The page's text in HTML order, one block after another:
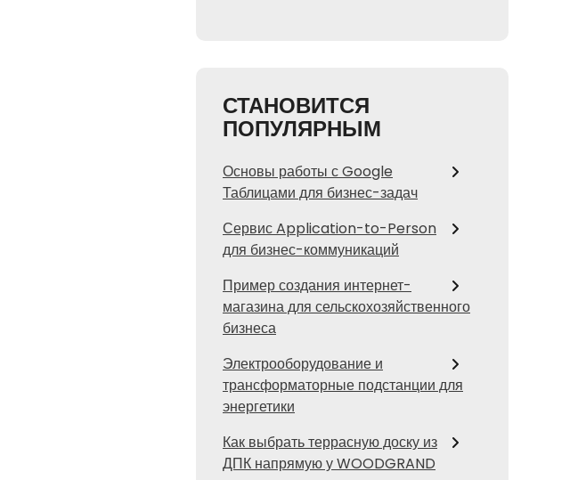
СТАНОВИТСЯ
ПОПУЛЯРНЫМ
Основы работы с Google
Таблицами для бизнес-задач
Сервис Application-to-Person
для бизнес-коммуникаций
Пример создания интернет-
магазина для сельскохозяйственного
бизнеса
Электрооборудование и
трансформаторные подстанции для
энергетики
Как выбрать террасную доску из
ДПК напрямую у WOODGRAND